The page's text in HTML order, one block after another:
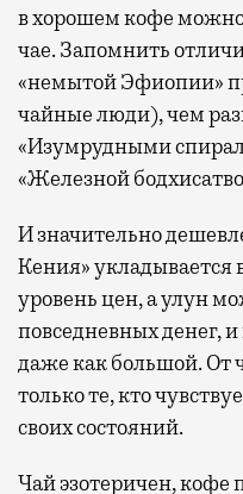
в хорошем кофе
чае. Запомнить
«немытой Эфиопии»
чайные люди), чем
«Изумрудными
«Железной
И значительно
Кения»
уровень цен, а улун
повседневных денег,
даже как большой. От
только те, кто
своих состояний.
Чай эзотеричен, кофе